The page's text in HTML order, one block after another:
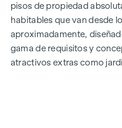
pisos de propiedad
habitables que van desde
aproximadamente,
gama de requisitos y
atractivos extras como